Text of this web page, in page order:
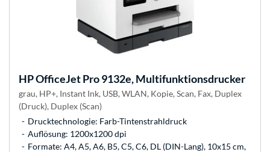
HPOfficeJet Pro 9132e, Multifunktionsdrucker
grau, HP+, Instant Ink, USB, WLAN, Kopie, Scan, Fax, Duplex
(Druck), Duplex (Scan)
Drucktechnologie: Farb-Tintenstrahldruck
Auflösung: 1200x1200 dpi
Formate: A4, A5, A6, B5, C5, C6, DL (DIN-Lang), 10x15 cm,